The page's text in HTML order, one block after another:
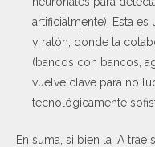
artificialmente). Esta
y ratón, donde la
(bancos con bancos,
vuelve clave para no
tecnológicamente
En suma, si bien la IA